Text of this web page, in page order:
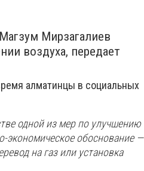
Мирзагалиев
воздуха, передает
алматинцы в социальных
одной из мер по улучшению
экономическое обоснование —
на газ или установка